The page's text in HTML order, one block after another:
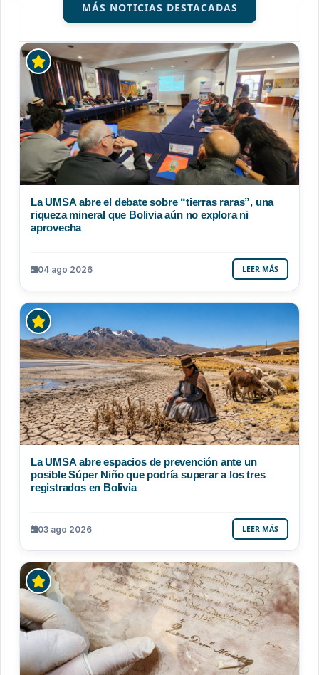
MÁS NOTICIAS DESTACADAS
La UMSA abre el debate sobre “tierras raras”, una
riqueza mineral que Bolivia aún no explora ni
aprovecha
04 ago 2026 LEER MÁS
La UMSA abre espacios de prevención ante un
posible Súper Niño que podría superar a los tres
registrados en Bolivia
03 ago 2026 LEER MÁS